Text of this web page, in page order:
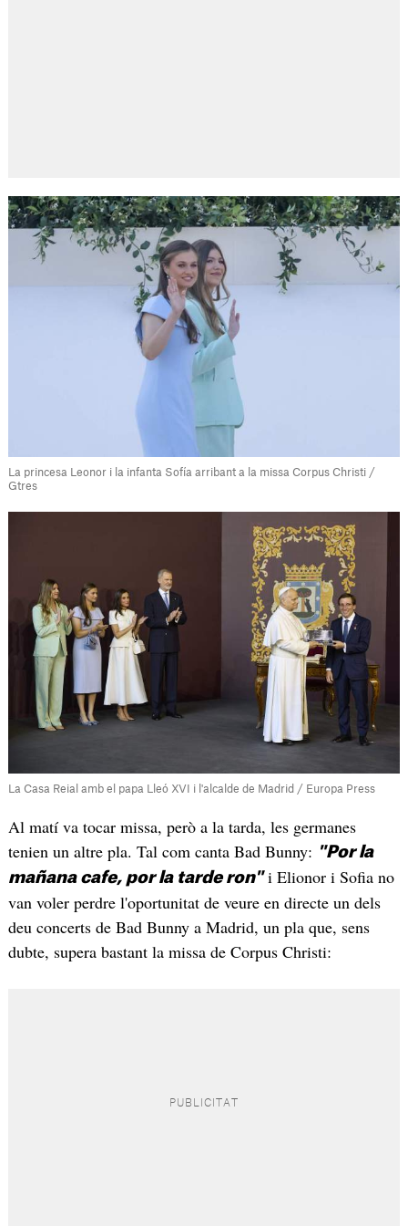
La princesa Leonor i la infanta Sofía arribant a la missa Corpus Christi /
Gtres
La Casa Reial amb el papa Lleó XVI i l'alcalde de Madrid / Europa Press
Al matí va tocar missa, però a la tarda, les germanes
tenien un altre pla. Tal com canta Bad Bunny: "Por la
mañana cafe, por la tarde ron"i Elionor i Sofia no
van voler perdre l'oportunitat de veure en directe un dels
deu concerts de Bad Bunny a Madrid, un pla que, sens
dubte, supera bastant la missa de Corpus Christi: